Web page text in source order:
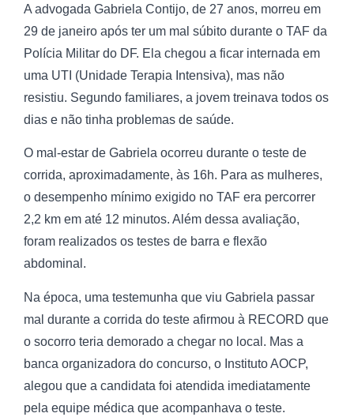
A advogada Gabriela Contijo, de 27 anos, morreu em
29 de janeiro após ter um mal súbito durante o TAF da
Polícia Militar do DF. Ela chegou a ficar internada em
uma UTI (Unidade Terapia Intensiva), mas não
resistiu. Segundo familiares, a jovem treinava todos os
dias e não tinha problemas de saúde.
O mal-estar de Gabriela ocorreu durante o teste de
corrida, aproximadamente, às 16h. Para as mulheres,
o desempenho mínimo exigido no TAF era percorrer
2,2 km em até 12 minutos. Além dessa avaliação,
foram realizados os testes de barra e flexão
abdominal.
Na época, uma testemunha que viu Gabriela passar
mal durante a corrida do teste afirmou à RECORD que
o socorro teria demorado a chegar no local. Mas a
banca organizadora do concurso, o Instituto AOCP,
alegou que a candidata foi atendida imediatamente
pela equipe médica que acompanhava o teste.